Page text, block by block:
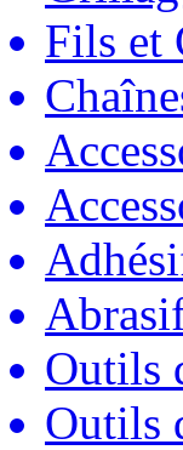
Fils et
Outils
Outils